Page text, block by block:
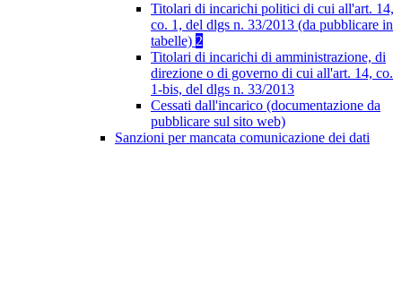
Titolari di incarichi politici di cui all'art. 14,
co. 1, del dlgs n. 33/2013 (da pubblicare in
tabelle) 2
Titolari di incarichi di amministrazione, di
direzione o di governo di cui all'art. 14, co.
1-bis, del dlgs n. 33/2013
Cessati dall'incarico (documentazione da
pubblicare sul sito web)
Sanzioni per mancata comunicazione dei dati